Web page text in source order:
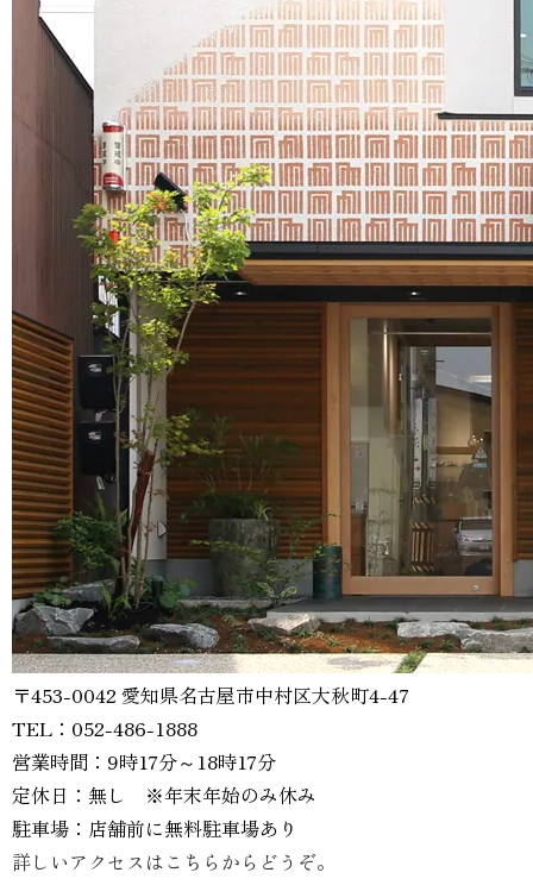
〒453-0042 愛知県名古屋市中村区大秋町4-47
TEL：052-486-1888
営業時間：9時17分～18時17分
定休日：無し ※年末年始のみ休み
駐車場：店舗前に無料駐車場あり
詳しいアクセスはこちらからどうぞ。